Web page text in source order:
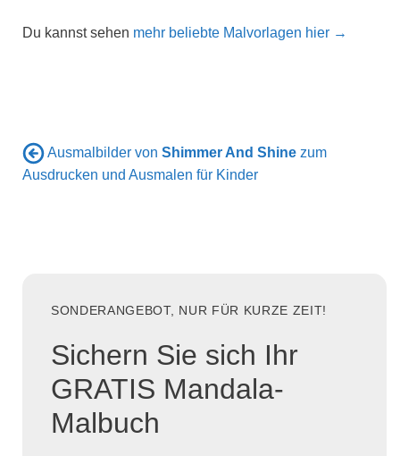
Du kannst sehen mehr beliebte Malvorlagen hier →
Ausmalbilder von Shimmer And Shine zum
Ausdrucken und Ausmalen für Kinder
SONDERANGEBOT, NUR FÜR KURZE ZEIT!
Sichern Sie sich Ihr
GRATIS Mandala-
Malbuch